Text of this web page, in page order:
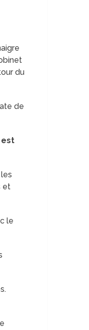
du
de
est
et
le